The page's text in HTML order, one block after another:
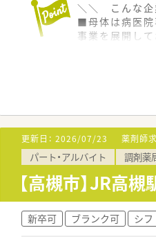
＼＼ こんな企
■母体は病医院
事業を展開して
■将来を見据
■独自の研修
■カフェテリア
■大学と提携し
┗がんや糖尿病
■現場薬剤師以
■ご希望であれ
～～福利厚生・
■正社員であれ
┗連続休暇制度
更新日： 2026/07/23 薬剤師
パート・アルバイト 調剤薬
【高槻市】JR高
新卒可 ブランク可 シフ